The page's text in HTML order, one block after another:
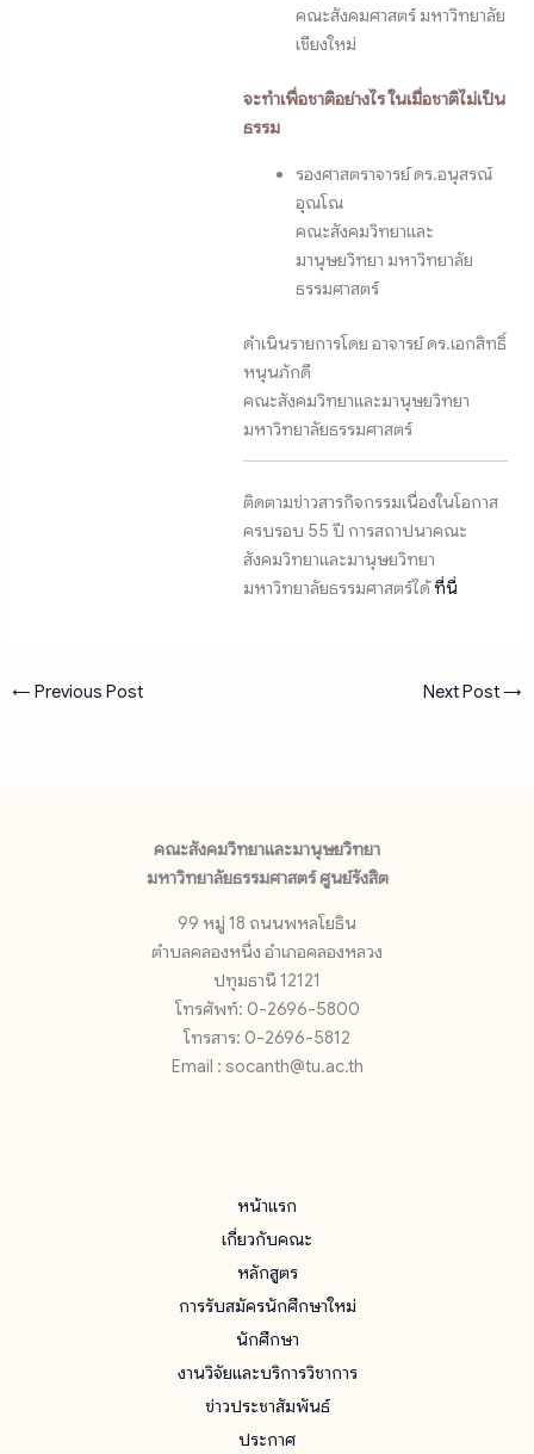
คณะสังคมศาสตร์ มหาวิทยาลัย
เชียงใหม่
จะทำเพื่อชาติอย่างไร ในเมื่อชาติไม่เป็น
ธรรม
รองศาสตราจารย์ ดร​.อนุสรณ์
อุณโณ
คณะสังคมวิทยาและ
มานุษยวิทยา มหาวิทยาลัย
ธรรมศาสตร์
ดำเนินรายการโดย อาจารย์ ดร.เอกสิทธิ์
หนุนภักดี
คณะสังคมวิทยาและมานุษยวิทยา
มหาวิทยาลัยธรรมศาสตร์
ติดตามข่าวสารกิจกรรมเนื่องในโอกาส
ครบรอบ 55 ปี การสถาปนาคณะ
สังคมวิทยาและมานุษยวิทยา
มหาวิทยาลัยธรรมศาสตร์ได้ที่นี่
← Previous Post Next Post→
คณะสังคมวิทยาและมานุษยวิทยา
มหาวิทยาลัยธรรมศาสตร์ ศูนย์รังสิต
99 หมู่ 18 ถนนพหลโยธิน
ตำบลคลองหนึ่ง อำเภอคลองหลวง
ปทุมธานี 12121
โทรศัพท์: 0-2696-5800
โทรสาร: 0-2696-5812
Email : socanth@tu.ac.th
หน้าแรก
เกี่ยวกับคณะ
หลักสูตร
การรับสมัครนักศึกษาใหม่
นักศึกษา
งานวิจัยและบริการวิชาการ
ข่าวประชาสัมพันธ์
ประกาศ